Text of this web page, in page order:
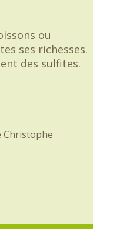
ou
ses richesses.
des sulfites.
Christophe